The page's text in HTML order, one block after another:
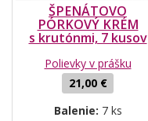
ŠPENÁTOVO
PÓRKOVÝ KRÉM
s krutónmi, 7 kusov
Polievky v prášku
21,00 €
Balenie: 7 ks